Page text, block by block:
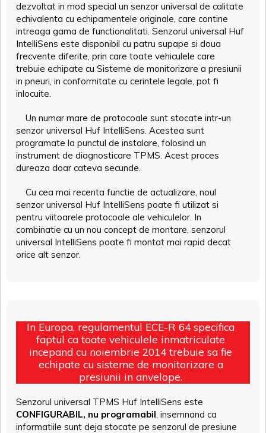
dezvoltat in mod special un senzor universal de calitate
echivalenta cu echipamentele originale, care contine
intreaga gama de functionalitati. Senzorul universal Huf
IntelliSens este disponibil cu patru supape si doua
frecvente diferite, prin care toate vehiculele care
trebuie echipate cu Sisteme de monitorizare a presiunii
in pneuri, in conformitate cu cerintele legale, pot fi
inlocuite.
Un numar mare de protocoale sunt stocate intr-un
senzor universal Huf IntelliSens. Acestea sunt
programate la punctul de instalare, folosind un
instrument de diagnosticare TPMS. Acest proces
dureaza doar cateva secunde.
Cu cea mai recenta functie de actualizare, noul
senzor universal Huf IntelliSens poate fi utilizat si
pentru viitoarele protocoale ale vehiculelor. In
combinatie cu un nou concept de montare, senzorul
universal IntelliSens poate fi montat mai rapid decat
orice alt senzor.
In Europa, regulamentul ECE-R 64 specifica
faptul ca toate vehiculele inmatriculate
incepand cu noiembrie 2014 trebuie sa fie
echipate cu sisteme de monitorizare a
presiunii in anvelope.
Senzorul universal TPMS Huf IntelliSens este
CONFIGURABIL, nu programabil, insemnand ca
informatiile sunt deja stocate pe senzorul de presiune